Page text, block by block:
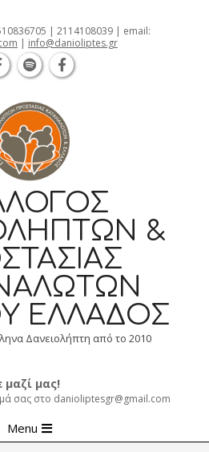
| 2114108039 | email:
| info@danioliptes.gr
&
ΕΛΛΆΔΟΣ
Δανειολήπτη από το 2010
μαζί μας!
σας στο danioliptesgr@gmail.com
Menu